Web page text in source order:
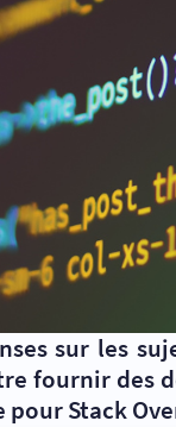
sur les
fournir
Stack